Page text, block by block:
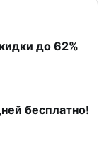
до 62%
бесплатно!